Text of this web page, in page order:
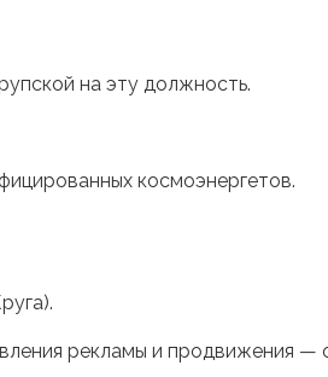
на эту должность.
космоэнергетов.
рекламы и продвижения —